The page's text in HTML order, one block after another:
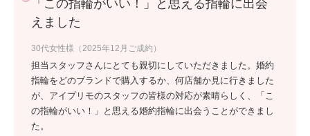
「この指輪がいい！」と思える指輪に出会
えました
30代女性様（2025年12月ご成約）
担当スタッフさんにとても親切にしていただきました。婚約
指輪をどのブランドで購入するか、何店舗か見に行きました
が、アイプリモのスタッフの皆様の対応が素晴らしく、「こ
の指輪がいい！」と思える婚約指輪に出会うことができまし
た。